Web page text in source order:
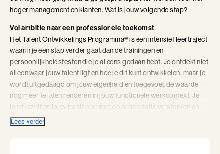
Coachend Leiderschap
Coachend Leiderschap (BaakBoost)
Communicatie met Impact
De Essentie
De Informele Leider
De Informele Leider (BaakBoost)
hoger management en klanten. Wat is jouw volgende stap?
Vol ambitie naar een professionele toekomst
Het Talent Ontwikkelings Programma® is een intensief leertraject
waarin je een stap verder gaat dan de trainingen en
persoonlijkheidstesten die je al eens gedaan hebt. Je ontdekt niet
alleen waar jouw talent ligt en hoe je dit kunt ontwikkelen, maar je
wordt uitgedaagd om jouw eigenheid en toegevoegde waarde
nóg meer te laten renderen in jouw functionele werkcontext. Je
leert jezelf en jouw positie binnen de organisatie versterken en
bereidt je voor op jouw volgende stap. Je wordt creatiever in je
aanpak, krijgt gevoel voor de omgeving en wordt je bewust van
Lees verder